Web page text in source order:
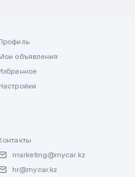
объявления
marketing@mycar.kz
hr@mycar.kz